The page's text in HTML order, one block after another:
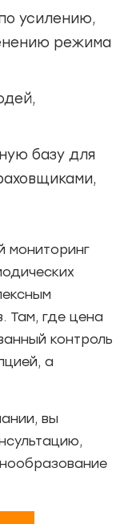
усилению,
режима
базу для
мониторинг
Там, где цена
контроль
а
вы